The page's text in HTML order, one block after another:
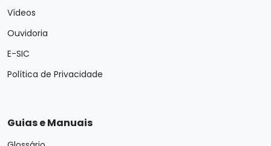
Vídeos
Ouvidoria
E-SIC
Política de Privacidade
Guias e Manuais